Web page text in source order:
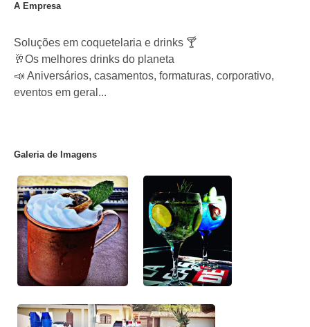
A Empresa
Soluções em coquetelaria e drinks 🍸
🥂Os melhores drinks do planeta
📣 Aniversários, casamentos, formaturas, corporativo,
eventos em geral...
Galeria de Imagens